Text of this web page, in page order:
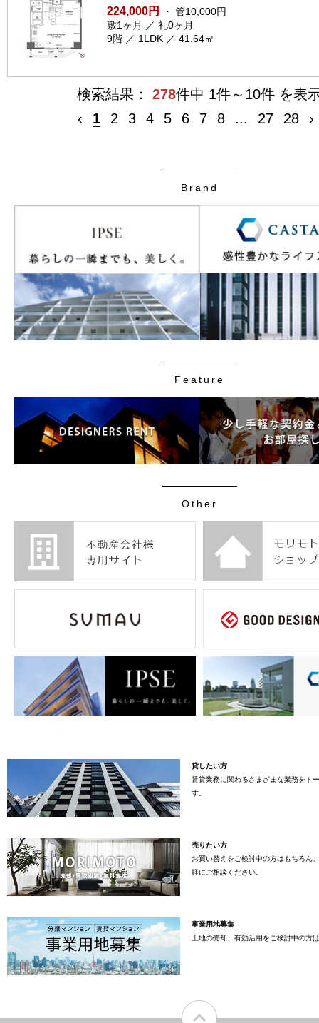
224,000円
・ 管10,000円
敷1ヶ月 ／ 礼0ヶ月
9階 ／ 1LDK ／ 41.64㎡
検索結果： 278件中 1件～10件 を表
‹
1 2 3 4 5 6 7 8 ... 27 28 ›
Brand
Feature
Other
貸したい方
賃貸業務に関わるさまざまな業務をト
す。
売りたい方
お買い替えをご検討中の方はもちろん
軽にご相談ください。
事業用地募集
土地の売却、有効活用をご検討中の方